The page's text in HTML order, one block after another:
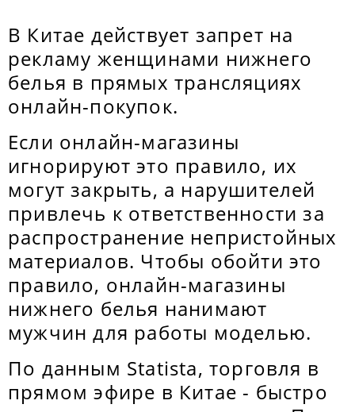
В Китае действует запрет на
рекламу женщинами нижнего
белья в прямых трансляциях
онлайн-покупок.
Если онлайн-магазины
игнорируют это правило, их
могут закрыть, а нарушителей
привлечь к ответственности за
распространение непристойных
материалов. Чтобы обойти это
правило, онлайн-магазины
нижнего белья нанимают
мужчин для работы моделью.
По данным Statista, торговля в
прямом эфире в Китае - быстро